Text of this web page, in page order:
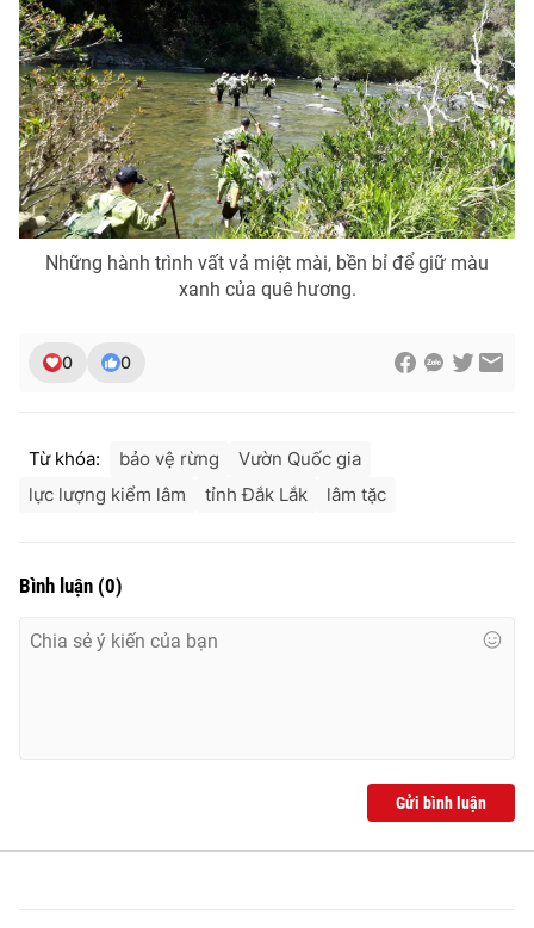
Những hành trình vất vả miệt mài, bền bỉ để giữ màu
xanh của quê hương.
0 0
Từ khóa: bảo vệ rừng
Vườn Quốc gia
lực lượng kiểm lâm
tỉnh Đắk Lắk lâm tặc
Bình luận (0)
Gửi bình luận